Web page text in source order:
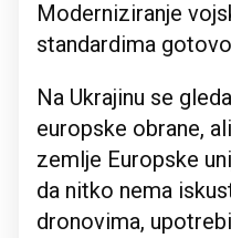
Moderniziranje
standardima
Na Ukrajinu se
europske obrane,
zemlje Europske
da nitko nema
dronovima,